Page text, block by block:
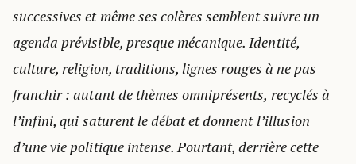
successives et même ses colères semblent suivre un
agenda prévisible, presque mécanique. Identité,
culture, religion, traditions, lignes rouges à ne pas
franchir : autant de thèmes omniprésents, recyclés à
l’infini, qui saturent le débat et donnent l’illusion
d’une vie politique intense. Pourtant, derrière cette